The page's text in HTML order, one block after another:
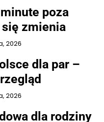
poza
zmienia
2026
dla par –
2026
dla rodziny